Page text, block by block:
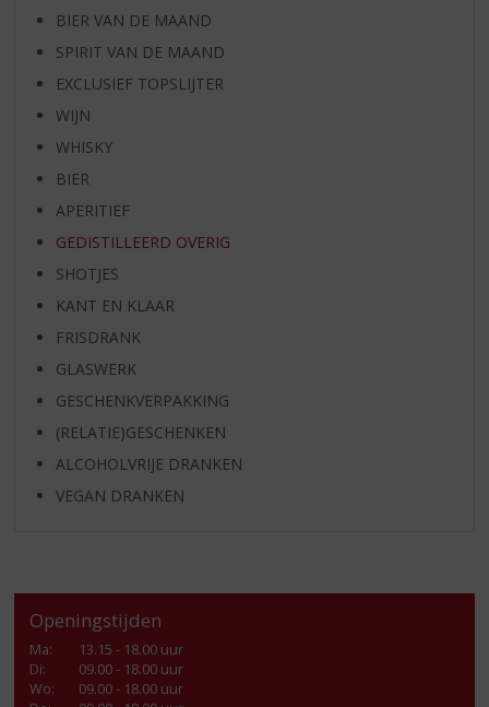
BIER VAN DE MAAND
SPIRIT VAN DE MAAND
EXCLUSIEF TOPSLIJTER
WIJN
WHISKY
BIER
APERITIEF
GEDISTILLEERD OVERIG
SHOTJES
KANT EN KLAAR
FRISDRANK
GLASWERK
GESCHENKVERPAKKING
(RELATIE)GESCHENKEN
ALCOHOLVRIJE DRANKEN
VEGAN DRANKEN
Openingstijden
Ma:
13.15 - 18.00 uur
Di:
09.00 - 18.00 uur
Wo:
09.00 - 18.00 uur